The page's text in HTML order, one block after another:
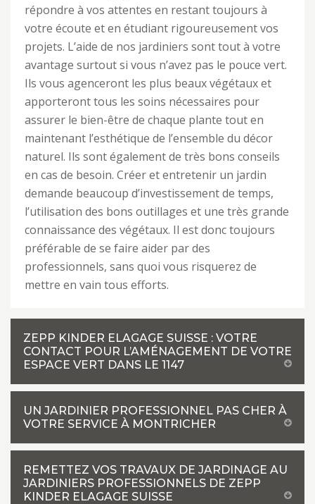
répondre à vos attentes en restant toujours à
votre écoute et en étudiant rigoureusement vos
projets. L’aide de nos jardiniers sont tout à votre
avantage surtout si vous n’avez pas le pouce vert.
Ils vous agenceront les plus beaux végétaux et
apporteront tous les soins nécessaires pour
assurer le bien-être de chaque plante tout en
maintenant l’esthétique de l’ensemble du décor
naturel. Ils sont également de très bons conseils
en cas de besoin. Créer et entretenir un jardin
demande beaucoup d’investissement de temps,
l’utilisation des bons outillages et une très grande
connaissance des végétaux. Il est donc toujours
préférable de se faire aider par des
professionnels, sans quoi vous risquerez de
mettre en vain tous efforts.
ZEPP KINDER ELAGAGE SUISSE : VOTRE
CONTACT POUR L’AMÉNAGEMENT DE VOTRE
ESPACE VERT DANS LE 1147
UN JARDINIER PROFESSIONNEL PAS CHER À
VOTRE SERVICE À MONTRICHER
REMETTEZ VOS TRAVAUX DE JARDINAGE AU
JARDINIERS PROFESSIONNELS DE ZEPP
KINDER ELAGAGE SUISSE